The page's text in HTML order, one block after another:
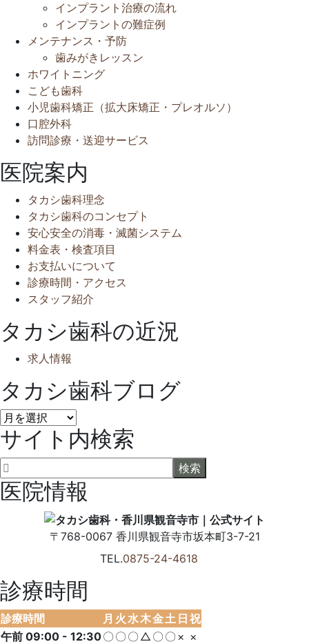
インプラント治療の流れ
インプラントの難症例
メンテナンス・予防
歯みがきレッスン
ホワイトニング
こども歯科
小児歯科矯正（拡大床矯正・プレオルソ）
口腔外科
訪問診療・送迎サービス
医院案内
タカシ歯科理念
タカシ歯科のコンセプト
安心安全の消毒・滅菌システム
料金表・検査項目
お支払いについて
診療時間・アクセス
スタッフ紹介
タカシ歯科の近況
求人情報
タカシ歯科ブログ
タ
カ
シ
歯
科
ブ
サイト内検索
医院情報
〒768-0067 香川県観音寺市坂本町3-7-21
TEL.0875-24-4618
診療時間
診療時間 月 火 水木金土 日 祝
午前 09:00 - 12:30〇 〇 〇 △ 〇 〇 × ×